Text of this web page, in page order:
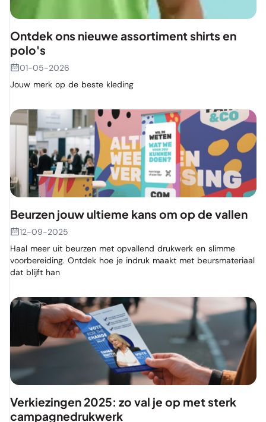
Ontdek ons nieuwe assortiment shirts en
polo's
01-05-2026
Jouw merk op de beste kleding
Beurzen jouw ultieme kans om op de vallen
12-09-2025
Haal meer uit beurzen met opvallend drukwerk en slimme
voorbereiding. Ontdek hoe je indruk maakt met beursmateriaal
dat blijft han
Verkiezingen 2025: zo val je op met sterk
campagnedrukwerk